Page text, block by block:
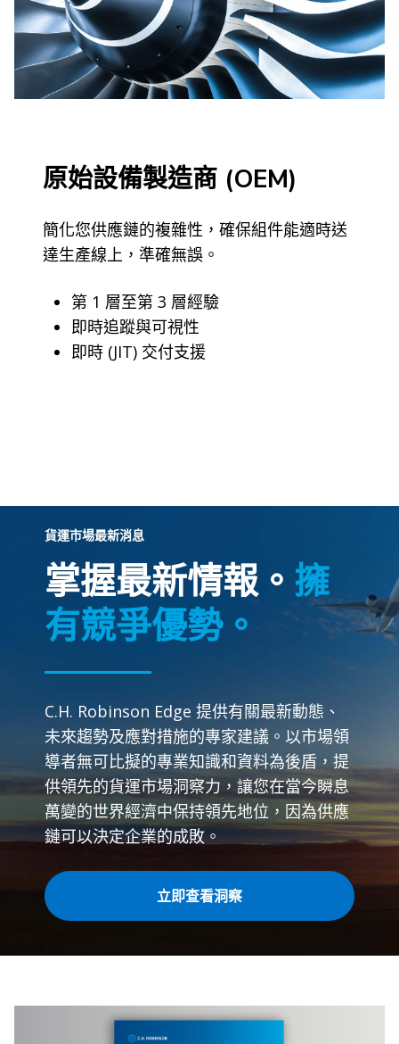
原始設備製造商 (OEM)
簡化您供應鏈的複雜性，確保組件能適時送
達生產線上，準確無誤。
第 1 層至第 3 層經驗
即時追蹤與可視性
即時 (JIT) 交付支援
貨運市場最新消息
掌握最新情報。 擁
有競爭優勢。
C.H. Robinson Edge 提供有關最新動態、
未來趨勢及應對措施的專家建議。以市場領
導者無可比擬的專業知識和資料為後盾，提
供領先的貨運市場洞察力，讓您在當今瞬息
萬變的世界經濟中保持領先地位，因為供應
鏈可以決定企業的成敗。
立即查看洞察